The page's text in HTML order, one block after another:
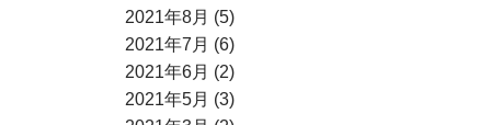
2021年8月 (5)
2021年7月 (6)
2021年6月 (2)
2021年5月 (3)